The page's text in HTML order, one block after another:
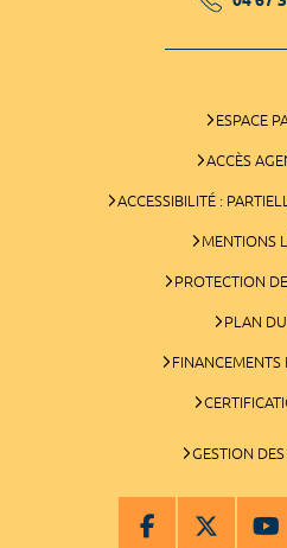
ESPACE
ACCÈS
ACCESSIBILITÉ :
MENTIONS
PROTECTION
PLAN
FINANCEMENTS
GESTION